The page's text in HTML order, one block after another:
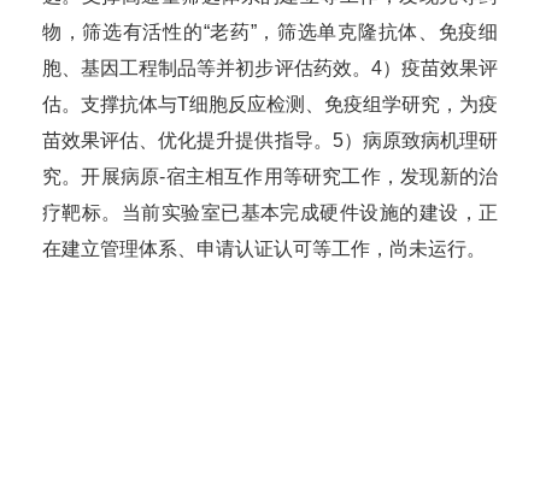
物，筛选有活性的“老药”，筛选单克隆抗体、免疫细
胞、基因工程制品等并初步评估药效。4）疫苗效果评
估。支撑抗体与T细胞反应检测、免疫组学研究，为疫
苗效果评估、优化提升提供指导。5）病原致病机理研
究。开展病原-宿主相互作用等研究工作，发现新的治
疗靶标。当前实验室已基本完成硬件设施的建设，正
在建立管理体系、申请认证认可等工作，尚未运行。